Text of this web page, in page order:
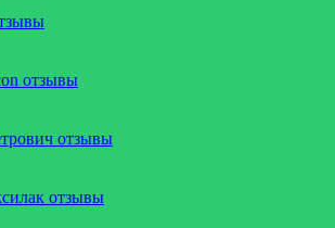
отзывы
отзывы
отзывы